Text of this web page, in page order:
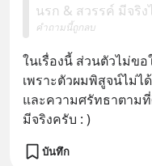
นรก & สวรรค์ มีจริง
คำถามนี้ถูกลบ
ในเรื่องนี้ ส่วนตัวไม่ข
เพราะตัวผมพิสูจน์ไม่
และความศรัทธาตาม
มีจริงครับ : )
บันทึก